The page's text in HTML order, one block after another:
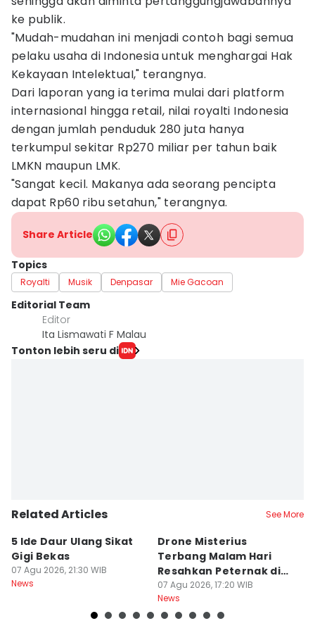
ke publik.
"Mudah-mudahan ini menjadi contoh bagi semua
pelaku usaha di Indonesia untuk menghargai Hak
Kekayaan IntelektuaI," terangnya.
Dari laporan yang ia terima mulai dari platform
internasional hingga retail, nilai royalti Indonesia
dengan jumlah penduduk 280 juta hanya
terkumpul sekitar Rp270 miliar per tahun baik
LMKN maupun LMK.
"Sangat kecil. Makanya ada seorang pencipta
dapat Rp60 ribu setahun," terangnya.
Share Article
Topics
Royalti Musik Denpasar Mie Gacoan
Editorial Team
Editor
Ita Lismawati F Malau
Tonton lebih seru di
Related Articles See More
5 Ide Daur Ulang Sikat
Gigi Bekas
07 Agu 2026, 21:30 WIB
News
Drone Misterius
Terbang Malam Hari
Resahkan Peternak di
Marga Tabanan
07 Agu 2026, 17:20 WIB
News